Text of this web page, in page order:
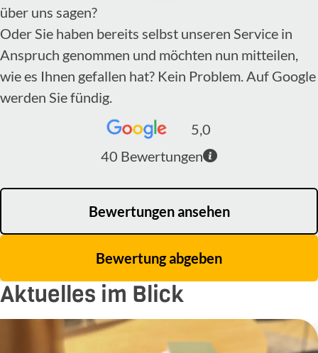
über uns sagen?
Oder Sie haben bereits selbst unseren Service in
Anspruch genommen und möchten nun mitteilen,
wie es Ihnen gefallen hat? Kein Problem. Auf Google
werden Sie fündig.
5,0
40 Bewertungen
Bewertungen ansehen
Bewertung abgeben
Aktuelles im Blick